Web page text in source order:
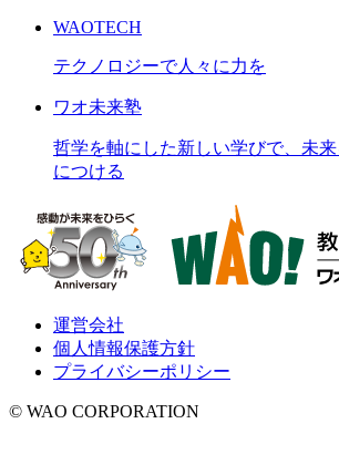
WAOTECH
テクノロジーで人々に力を
ワオ未来塾
哲学を軸にした新しい学びで、未
につける
運営会社
個人情報保護方針
プライバシーポリシー
© WAO CORPORATION